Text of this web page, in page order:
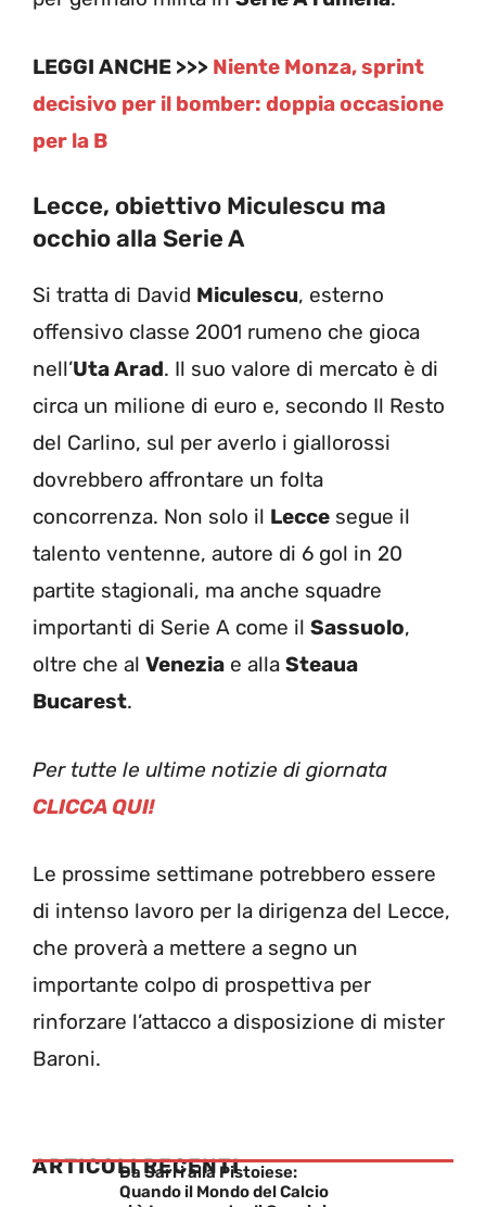
LEGGI ANCHE >>> Niente Monza, sprint
decisivo per il bomber: doppia occasione
per la B
Lecce, obiettivo Miculescu ma
occhio alla Serie A
Si tratta di David Miculescu, esterno
offensivo classe 2001 rumeno che gioca
nell’Uta Arad. Il suo valore di mercato è di
circa un milione di euro e, secondo Il Resto
del Carlino, sul per averlo i giallorossi
dovrebbero affrontare un folta
concorrenza. Non solo il Lecce segue il
talento ventenne, autore di 6 gol in 20
partite stagionali, ma anche squadre
importanti di Serie A come il Sassuolo,
oltre che al Venezia e alla Steaua
Bucarest.
Per tutte le ultime notizie di giornata
CLICCA QUI!
Le prossime settimane potrebbero essere
di intenso lavoro per la dirigenza del Lecce,
che proverà a mettere a segno un
importante colpo di prospettiva per
rinforzare l’attacco a disposizione di mister
Baroni.
ARTICOLI RECENTI
Da Sarri alla Pistoiese:
Quando il Mondo del Calcio